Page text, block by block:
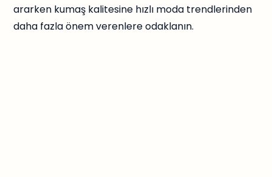
ararken kumaş kalitesine hızlı moda trendlerinden
daha fazla önem verenlere odaklanın.